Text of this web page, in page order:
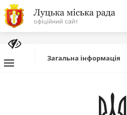
На
головну
Про місто
Загальна інформація